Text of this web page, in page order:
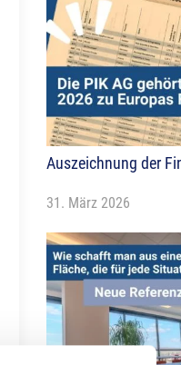
Auszeichnung der
31. März 2026